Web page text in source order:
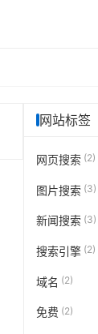
网站标签
网页搜索 (2)
图片搜索 (3)
新闻搜索 (3)
搜索引擎 (2)
域名 (2)
免费 (2)